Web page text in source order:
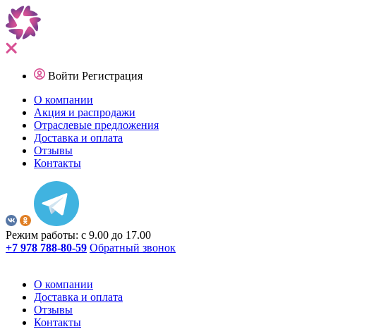
Войти Регистрация
О компании
Акция и распродажи
Отраслевые предложения
Доставка и оплата
Отзывы
Контакты
Режим работы: с 9.00 до 17.00
+7 978 788-80-59 Обратный звонок
О компании
Доставка и оплата
Отзывы
Контакты